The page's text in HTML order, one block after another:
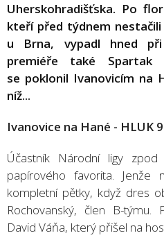
Uherskohradišťska. Po
kteří před týdnem
u Brna, vypadl hned
premiéře také
se poklonil Ivanovicím na
níž...
Ivanovice na Hané - HLUK
Účastník Národní ligy
papírového favorita.
kompletní pětky, když dres
Rochovanský, člen B-
David Váňa, který přišel na